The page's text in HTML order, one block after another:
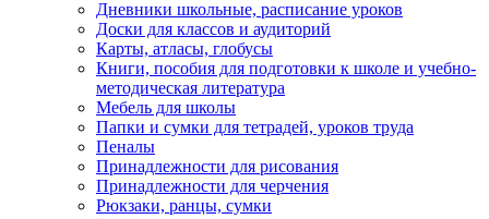
Дневники школьные, расписание уроков
Доски для классов и аудиторий
Карты, атласы, глобусы
Книги, пособия для подготовки к школе и учебно-
методическая литература
Мебель для школы
Папки и сумки для тетрадей, уроков труда
Пеналы
Принадлежности для рисования
Принадлежности для черчения
Рюкзаки, ранцы, сумки